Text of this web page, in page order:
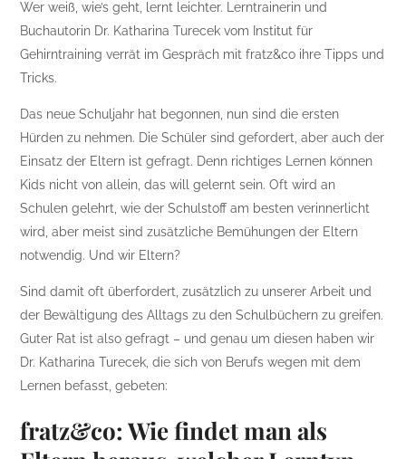
Wer weiß, wie’s geht, lernt leichter. Lerntrainerin und
Buchautorin Dr. Katharina Turecek vom Institut für
Gehirntraining verrät im Gespräch mit fratz&co ihre Tipps und
Tricks.
Das neue Schuljahr hat begonnen, nun sind die ersten
Hürden zu nehmen. Die Schüler sind gefordert, aber auch der
Einsatz der Eltern ist gefragt. Denn richtiges Lernen können
Kids nicht von allein, das will gelernt sein. Oft wird an
Schulen gelehrt, wie der Schulstoff am besten verinnerlicht
wird, aber meist sind zusätzliche Bemühungen der Eltern
notwendig. Und wir Eltern?
Sind damit oft überfordert, zusätzlich zu unserer Arbeit und
der Bewältigung des Alltags zu den Schulbüchern zu greifen.
Guter Rat ist also gefragt – und genau um diesen haben wir
Dr. Katharina Turecek, die sich von Berufs wegen mit dem
Lernen befasst, gebeten:
fratz&co: Wie findet man als